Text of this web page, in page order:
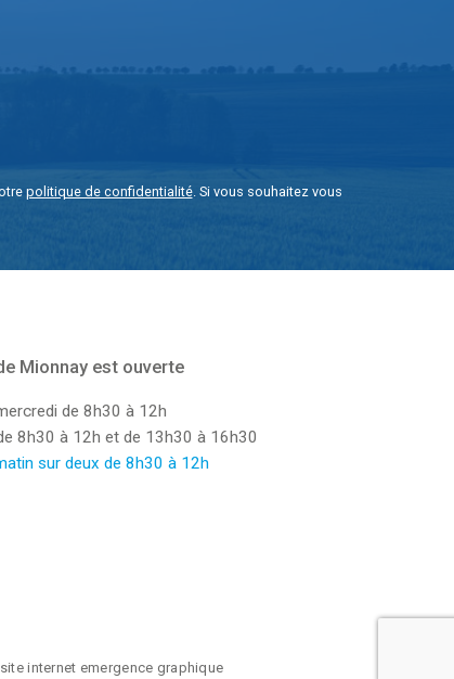
politique de confidentialité. Si vous souhaitez vous
Mionnay est ouverte
de 8h30 à 12h
8h30 à 12h et de 13h30 à 16h30
sur deux de 8h30 à 12h
internet emergence graphique